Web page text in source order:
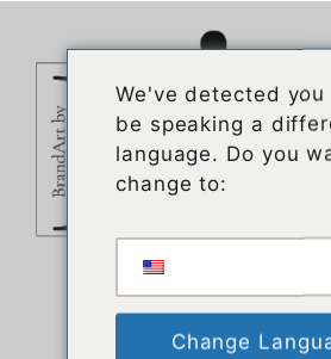
We've detected you
be speaking a
language. Do you
change to:
Change